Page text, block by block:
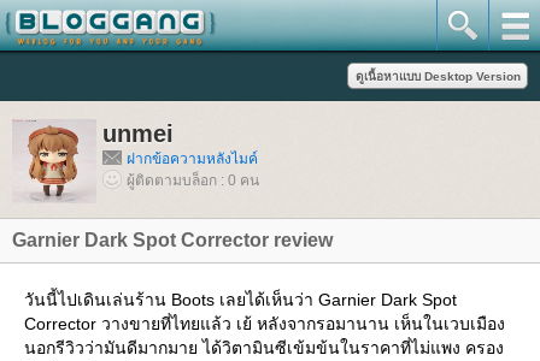
unmei
ฝากข้อความหลังไมค์
ผู้ติดตามบล็อก : 0 คน
Garnier Dark Spot Corrector review
วันนี้ไปเดินเล่นร้าน Boots เลยได้เห็นว่า Garnier Dark Spot
Corrector วางขายที่ไทยแล้ว เย้ หลังจากรอมานาน เห็นในเวบเมือง
นอกรีวิวว่ามันดีมากมาย ได้วิตามินซีเข้มข้นในราคาที่ไม่แพง ครอง